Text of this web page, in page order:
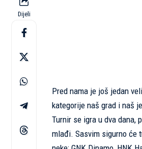
Dijeli
Pred nama je još jedan
kategorije naš grad i naš
Turnir se igra u dva dana,
mlađi. Sasvim sigurno će